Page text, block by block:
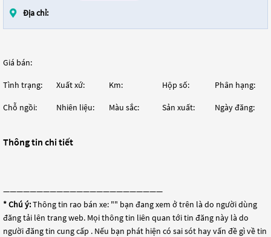
Địa chỉ:
Giá bán:
Tình trạng: Xuất xứ: Km: Hộp số: Phân hạng:
Chỗ ngồi: Nhiên liệu: Màu sắc: Sản xuất: Ngày đăng:
Thông tin chi tiết
————————————————————————
* Chú ý:Thông tin rao bán xe: "" bạn đang xem ở trên là do người dùng
đăng tải lên trang web. Mọi thông tin liên quan tới tin đăng này là do
người đăng tin cung cấp . Nếu bạn phát hiện có sai sót hay vấn đề gì về tin